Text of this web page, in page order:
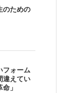
のための
フォーム
違えてい
」